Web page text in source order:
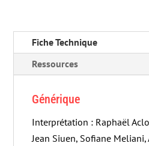
Fiche Technique
Ressources
Générique
Interprétation : Raphaël
Jean Siuen, Sofiane